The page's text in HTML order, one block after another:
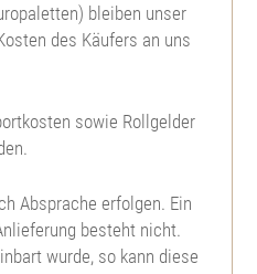
bleiben unser
des Käufers an uns
sowie Rollgelder
Absprache erfolgen. Ein
besteht nicht.
wurde, so kann diese